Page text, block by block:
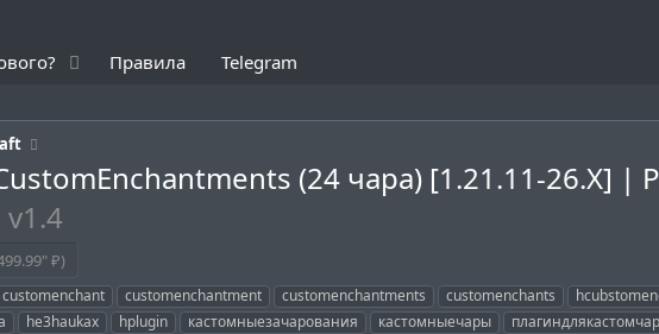
Правила Telegram
(24 чара) [1.21.11-26.X] |
v1.4
₽)
customenchant customenchantment customenchantments customenchants
he3haukax hplugin кастомныезачарования кастомныечары плагиндлякастомчар